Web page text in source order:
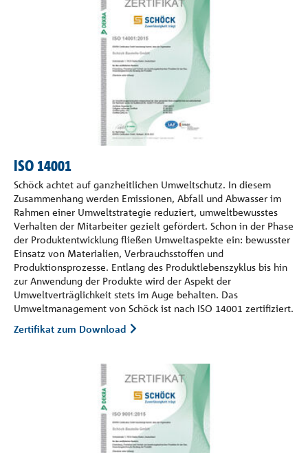
ISO 14001
Schöck achtet auf ganzheitlichen Umweltschutz. In diesem
Zusammenhang werden Emissionen, Abfall und Abwasser im
Rahmen einer Umweltstrategie reduziert, umweltbewusstes
Verhalten der Mitarbeiter gezielt gefördert. Schon in der Phase
der Produktentwicklung fließen Umweltaspekte ein: bewusster
Einsatz von Materialien, Verbrauchsstoffen und
Produktionsprozesse. Entlang des Produktlebenszyklus bis hin
zur Anwendung der Produkte wird der Aspekt der
Umweltverträglichkeit stets im Auge behalten. Das
Umweltmanagement von Schöck ist nach ISO 14001 zertifiziert.
Zertifikat zum Download